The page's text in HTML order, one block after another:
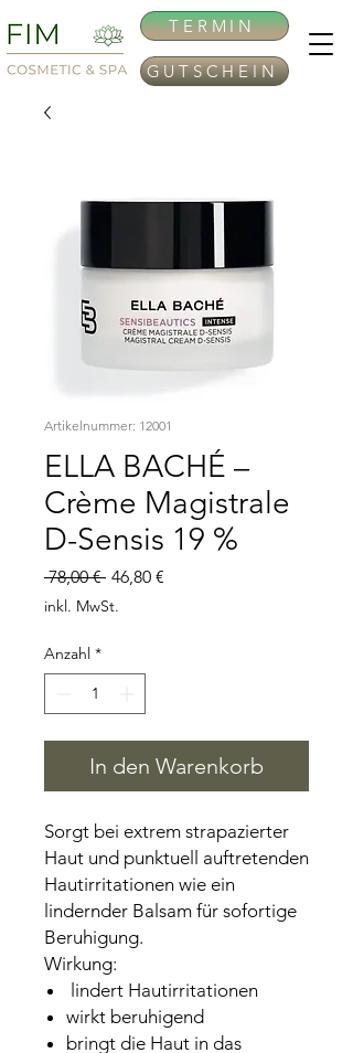
TERMIN
GUTSCHEIN
Artikelnummer: 12001
ELLA BACHÉ –
Crème Magistrale
D-Sensis 19 %
78,00 € Standardpreis
46,80 €
inkl. MwSt.
Anzahl *
In den Warenkorb
Sorgt bei extrem strapazierter
Haut und punktuell auftretenden
Hautirritationen wie ein
lindernder Balsam für sofortige
Beruhigung.
Wirkung:
lindert Hautirritationen
wirkt beruhigend
bringt die Haut in das